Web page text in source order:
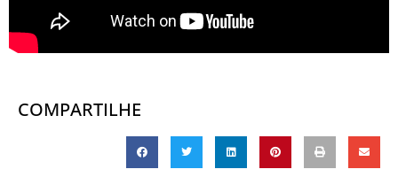
COMPARTILHE